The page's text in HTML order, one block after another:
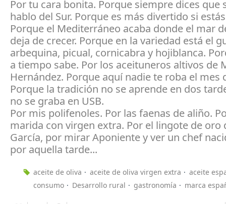
Por tu cara bonita. Porque siempre dices que
hablo del Sur. Porque es más divertido si
Porque el Mediterráneo acaba donde el mar
deja de crecer. Porque en la variedad está el
arbequina, picual, cornicabra y hojiblanca.
a tiempo sabe. Por los aceituneros altivos de
Hernández. Porque aquí nadie te roba el mes
Porque la tradición no se aprende en dos
no se graba en USB.
Por mis polifenoles. Por las faenas de aliño.
marida con virgen extra. Por el lingote de oro
García, por mirar Aponiente y ver un chef
por aquella tarde...
aceite de oliva aceite de oliva virgen extra
aceite
consumo
Desarrollo rural gastronomía marca